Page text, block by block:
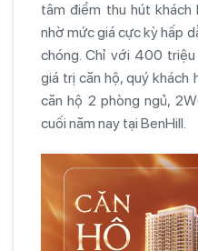
tâmđiểm thu hút khách
nhờ mức giá cực kỳ hấp
chóng. Chỉ với 400 triệu
giá trị căn hộ, quý khách
căn hộ 2 phòng ngủ,
cuối năm nay tại BenHill.